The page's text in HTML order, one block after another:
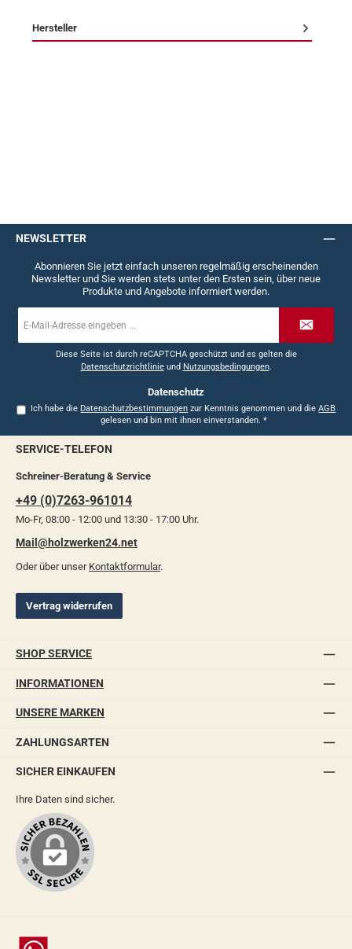
Hersteller
NEWSLETTER
Abonnieren Sie jetzt einfach unseren regelmäßig erscheinenden
Newsletter und Sie werden stets unter den Ersten sein, über neue
Produkte und Angebote informiert werden.
Mail-
Diese Seite ist durch reCAPTCHA geschützt und es gelten die
Datenschutzrichtlinieund Nutzungsbedingungen.
Datenschutz
Ich habe die Datenschutzbestimmungen zur Kenntnis genommen und dieAGB
gelesen und bin mit ihnen einverstanden. *
SERVICE-TELEFON
Schreiner-Beratung & Service
+49 (0)7263-961014
Mo-Fr, 08:00 - 12:00 und 13:30 - 17:00 Uhr.
Mail@holzwerken24.net
Oder über unser Kontaktformular.
Vertrag widerrufen
SHOP SERVICE
INFORMATIONEN
UNSERE MARKEN
ZAHLUNGSARTEN
SICHER EINKAUFEN
Ihre Daten sind sicher.